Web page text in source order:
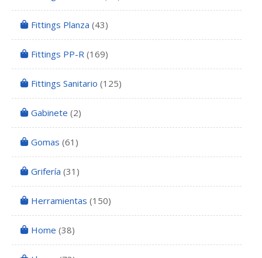
Fittings Planza (43)
Fittings PP-R (169)
Fittings Sanitario (125)
Gabinete (2)
Gomas (61)
Grifería (31)
Herramientas (150)
Home (38)